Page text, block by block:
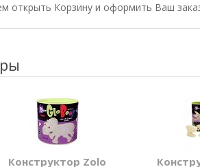
открыть Корзину и оформить Ваш
Конструктор Zolo